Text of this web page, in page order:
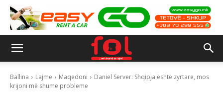
Ballina Lajme Maqedoni
Daniel Server: Shqipja është zyrtare, mos
krijoni më shumë probleme